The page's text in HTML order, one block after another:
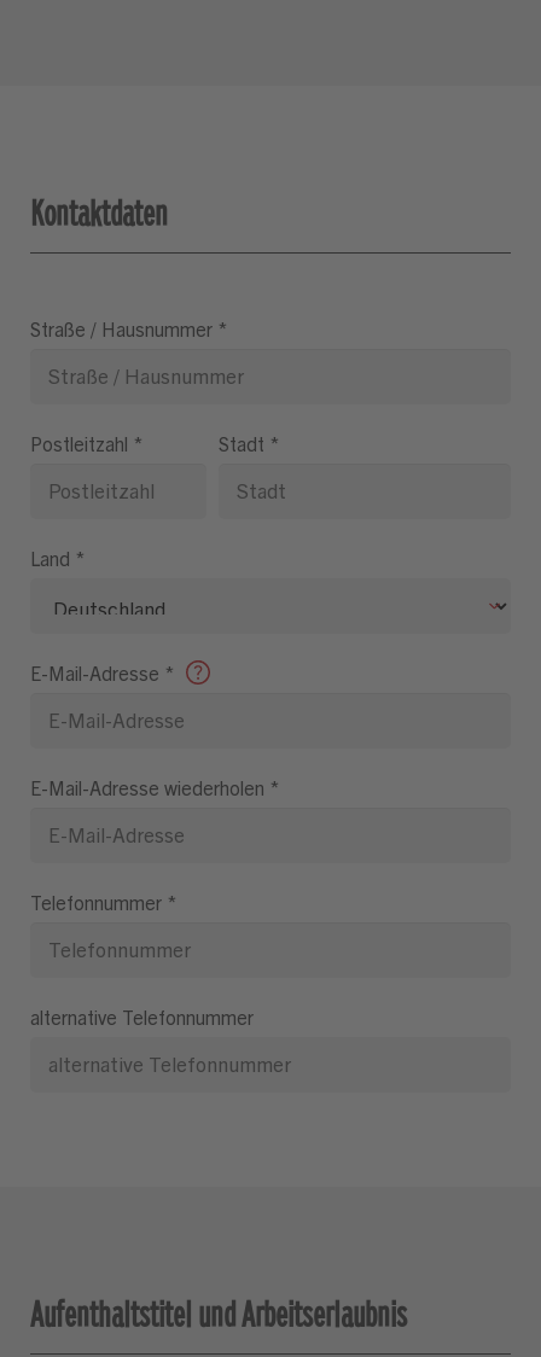
Kontaktdaten
Straße / Hausnummer *
Postleitzahl * Stadt *
Land *
E-Mail-Adresse *
E-Mail-Adresse wiederholen *
Telefonnummer *
alternative Telefonnummer
Aufenthaltstitel und Arbeitserlaubnis